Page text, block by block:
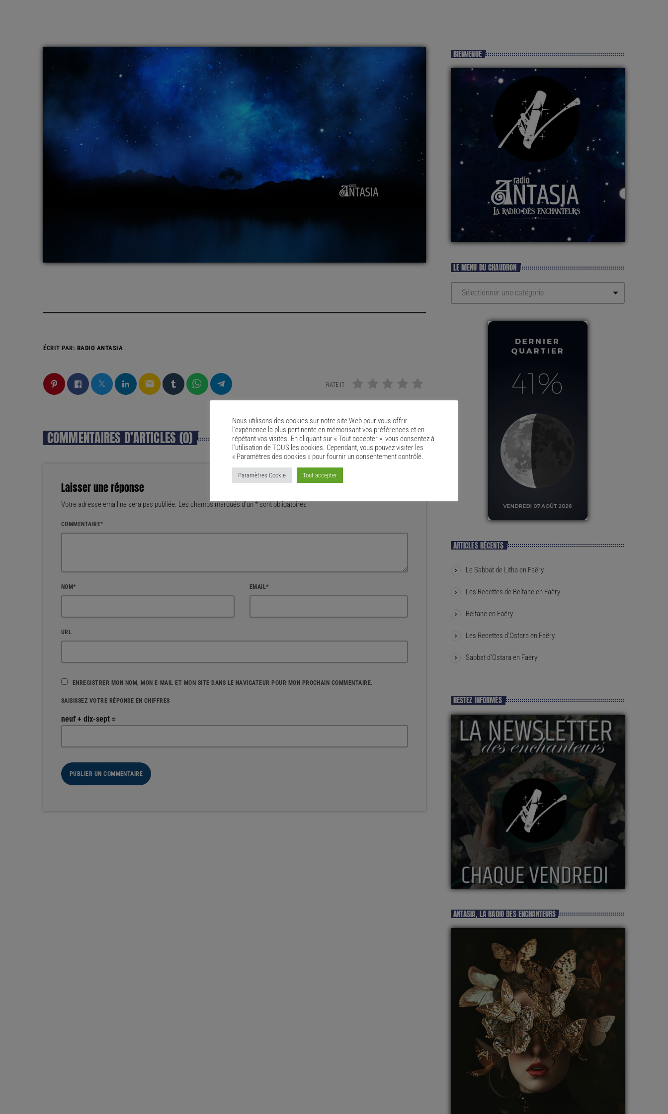
ÉCRIT PAR: RADIO ANTASIA
email RATE IT
COMMENTAIRES D’ARTICLES (0)
Laisser une réponse
Votre adresse email ne sera pas publiée. Les champs marqués d'un * sont obligatoires
COMMENTAIRE*
NOM* EMAIL*
URL
ENREGISTRER MON NOM, MON E-MAIL ET MON SITE DANS LE NAVIGATEUR POUR MON PROCHAIN COMMENTAIRE.
SAISISSEZ VOTRE RÉPONSE EN CHIFFRES
neuf + dix-sept =
BIENVENUE
LE MENU DU CHAUDRON
ARTICLES RÉCENTS
Le Sabbat de Litha en Faëry
Les Recettes de Beltane en Faëry
Beltane en Faëry
Les Recettes d’Ostara en Faëry
Sabbat d’Ostara en Faëry
RESTEZ INFORMÉS
ANTASIA, LA RADIO DES ENCHANTEURS
Nous utilisons des cookies sur notre site Web pour vous offrir
l'expérience la plus pertinente en mémorisant vos préférences et en
répétant vos visites. En cliquant sur « Tout accepter », vous consentez à
l'utilisation de TOUS les cookies. Cependant, vous pouvez visiter les
« Paramètres des cookies » pour fournir un consentement contrôlé.
Paramètres Cookie Tout accepter